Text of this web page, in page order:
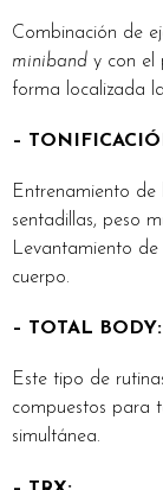
Combinación de
miniband y con el
forma localizada
–
Entrenamiento de
sentadillas, peso
Levantamiento
cuerpo.
– TOTAL BODY:
Este tipo de
compuestos para
simultánea.